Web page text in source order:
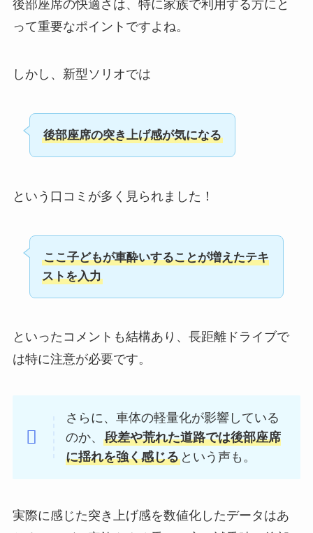
後部座席の快適さは、特に家族で利用する方にと
って重要なポイントですよね。
しかし、新型ソリオでは
後部座席の突き上げ感が気になる
という口コミが多く見られました！
ここ子どもが車酔いすることが増えたテキ
ストを入力
といったコメントも結構あり、長距離ドライブで
は特に注意が必要です。
さらに、車体の軽量化が影響している
のか、段差や荒れた道路では後部座席
に揺れを強く感じる という声も。
実際に感じた突き上げ感を数値化したデータはあ